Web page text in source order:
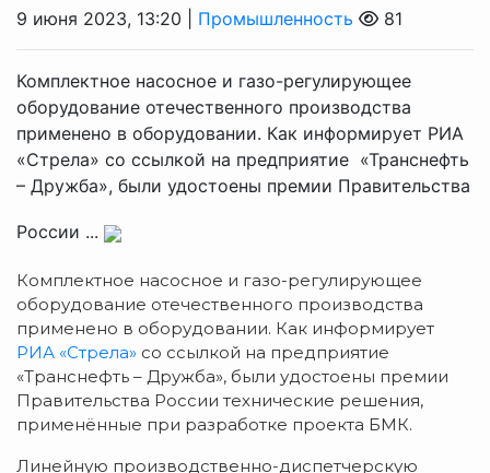
9 июня 2023, 13:20 | Промышленность 81
Комплектное насосное и газо-регулирующее
оборудование отечественного производства
применено в оборудовании. Как информирует РИА
«Стрела» со ссылкой на предприятие «Транснефть
– Дружба», были удостоены премии Правительства
России ...
Комплектное насосное и газо-регулирующее
оборудование отечественного производства
применено в оборудовании. Как информирует
РИА «Стрела» со ссылкой на предприятие
«Транснефть – Дружба», были удостоены премии
Правительства России технические решения,
применённые при разработке проекта БМК.
Линейную производственно-диспетчерскую